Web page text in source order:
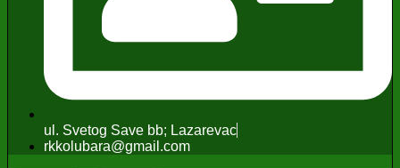
ul. Svetog Save bb; Lazarevac
rkkolubara@gmail.com